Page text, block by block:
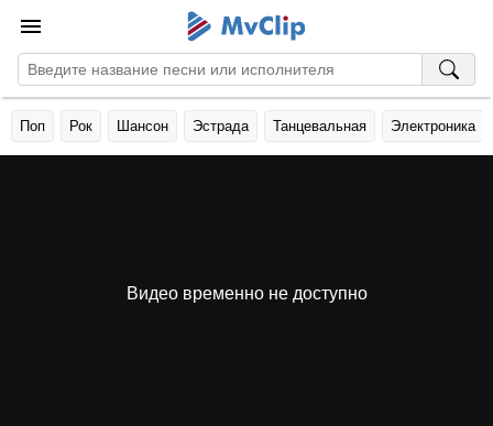
Поп Рок Шансон Эстрада Танцевальная Электроника
Видео временно не доступно